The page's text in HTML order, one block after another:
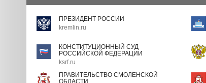
ПРЕЗИДЕНТ РОССИИ
kremlin.ru
КОНСТИТУЦИОННЫЙ СУД
РОССИЙСКОЙ ФЕДЕРАЦИИ
ksrf.ru
ПРАВИТЕЛЬСТВО СМОЛЕНСКОЙ
ОБЛАСТИ